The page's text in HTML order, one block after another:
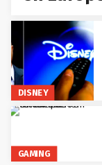
DISNEY
GAMING